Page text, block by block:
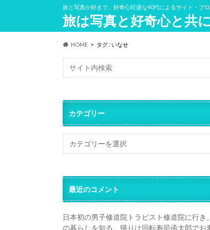
旅と写真が好きで、好奇心旺盛な40代によるサイト・ブ
旅は写真と好奇心と共に
HOME タグ : いなせ
カテゴリー
最近のコメント
日本初の男子修道院トラピスト修道院に行き
の暮らしを知る。帰りは回転寿司函太郎でお